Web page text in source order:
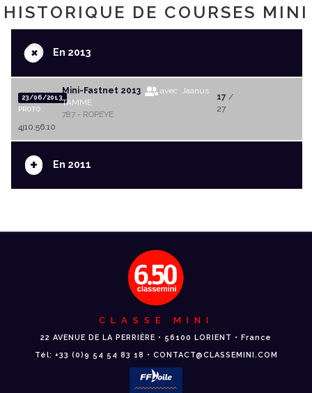
HISTORIQUE DE COURSES MINI
+En 2013
23/06/2013
PROTO
Mini-Fastnet 2013
avec Jaanus
TAMME
787 - ROPEYE
17 /
27
4j10:56:10
+ En 2011
CLASSE MINI
22 AVENUE DE LA PERRIÈRE • 56100 LORIENT • France
Tél: +33 (0)9 54 54 83 18 • CONTACT@CLASSEMINI.COM